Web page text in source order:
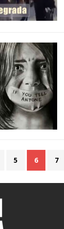
5 6 7